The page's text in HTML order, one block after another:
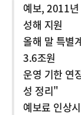
예보, 2011
성해 지원
올해 말 특별
3.6조원
운영 기한 연
성 정리"
예보료 인상